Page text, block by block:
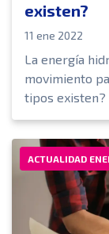
existen?
11 ene 2022
La energía
movimiento
tipos existen?
ACTUALIDAD